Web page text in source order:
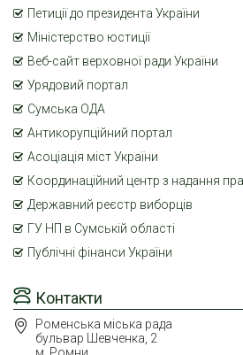
Контакти
Роменська міська рада
бульвар Шевченка, 2
Петиції до президента України
Міністерство юстиції
Веб-сайт верховної ради України
Урядовий портал
Сумська ОДА
Антикорупційний портал
Асоціація міст України
Координаційний центр з надання
Державний реєстр виборців
ГУ НП в Сумській області
Публічні фінанси України